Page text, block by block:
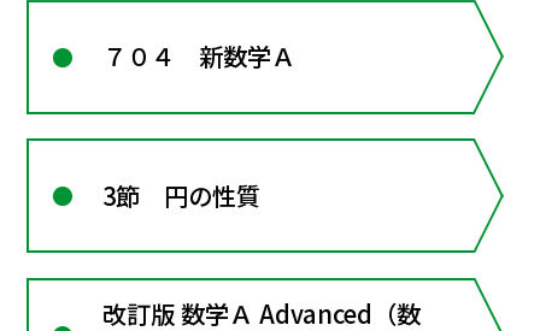
７０４ 新数学Ａ
3節 円の性質
改訂版 数学Ａ Advanced（数